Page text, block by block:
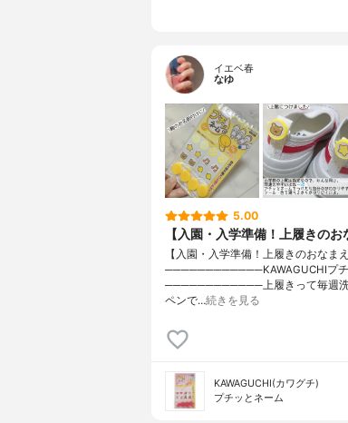
イエベ春
なゆ
5.00
【入園・入学準備！上履きのお
【入園・入学準備！上履きのおなまえ
────────────KAWAGUCHIプチ
────────────上履きって毎週洗
ペンで…続きを見る
KAWAGUCHI(カワグチ)
プチッとネーム